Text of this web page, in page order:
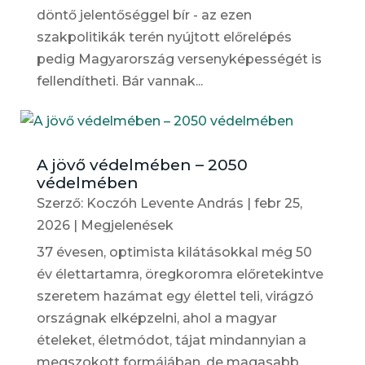
döntő jelentőséggel bír - az ezen
szakpolitikák terén nyújtott előrelépés
pedig Magyarország versenyképességét is
fellendítheti. Bár vannak...
A jövő védelmében – 2050
védelmében
Szerző: Koczóh Levente András | febr 25,
2026| Megjelenések
37 évesen, optimista kilátásokkal még 50
év élettartamra, öregkoromra előretekintve
szeretem hazámat egy élettel teli, virágzó
országnak elképzelni, ahol a magyar
ételeket, életmódot, tájat mindannyian a